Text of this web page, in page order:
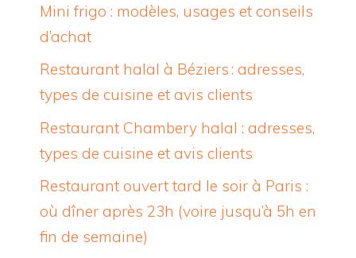
Mini frigo : modèles, usages et conseils
d’achat
Restaurant halal à Béziers : adresses,
types de cuisine et avis clients
Restaurant Chambery halal : adresses,
types de cuisine et avis clients
Restaurant ouvert tard le soir à Paris :
où dîner après 23h (voire jusqu’à 5h en
fin de semaine)